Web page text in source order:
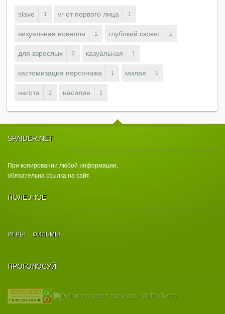
slave 1 vr от первого лица 1
визуальная новелла 1 глубокий сюжет 1
для взрослых 2 казуальная 1
кастомизация персонажа 1 милая 1
нагота 2 насилие 1
SPAIDER.NET
При копировании любой информации,
обязательна ссылка на сайт.
ПОЛЕЗНОЕ
ИГРЫ ФИЛЬМЫ
ПРОГОЛОСУЙ